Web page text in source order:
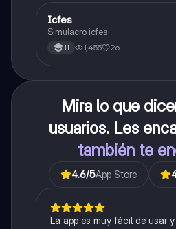
ICFES: Sociales y Ciudadanas
Icfes
Simulacro icfes
11 1,455 26
Mira lo que
usuarios. Les
también te
4.6/5App Store
La app es muy fácil de usar